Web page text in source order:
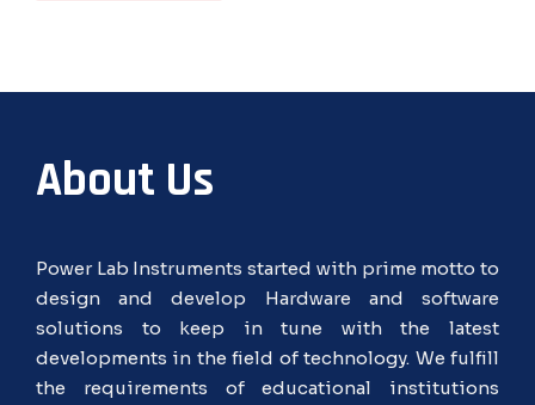
About Us
Power Lab Instruments started with prime motto to
design and develop Hardware and software
solutions to keep in tune with the latest
developments in the field of technology. We fulfill
the requirements of educational institutions